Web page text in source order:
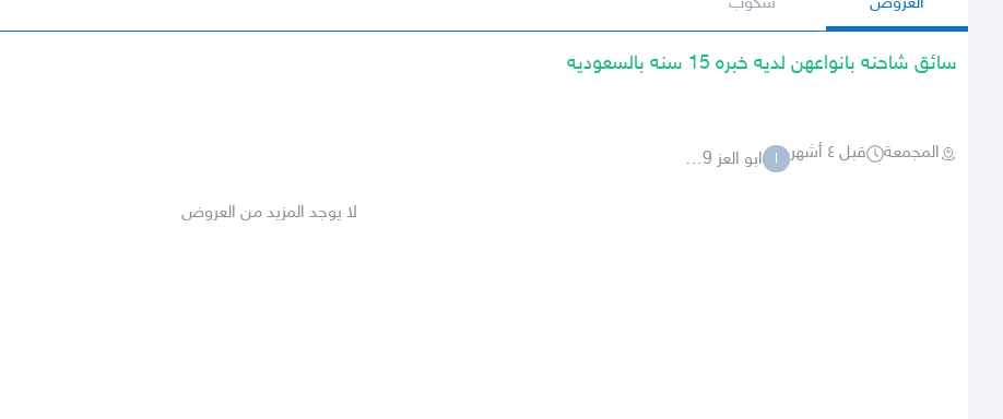
سائق شاحنه بانواعهن لديه خبره 15 سنه بالسعوديه
المجمعة قبل ٤ أشهر ا ابو العز 7929
لا يوجد المزيد من العروض